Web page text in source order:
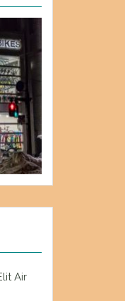
Air